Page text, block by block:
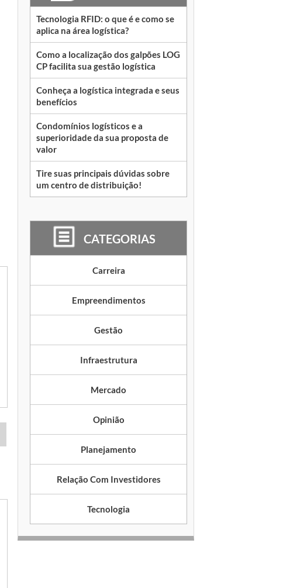
Tecnologia RFID: o que é e como se
aplica na área logística?
Como a localização dos galpões LOG
CP facilita sua gestão logística
Conheça a logística integrada e seus
benefícios
Condomínios logísticos e a
superioridade da sua proposta de
valor
Tire suas principais dúvidas sobre
um centro de distribuição!
CATEGORIAS
Carreira
Empreendimentos
Gestão
Infraestrutura
Mercado
Opinião
Planejamento
Relação Com Investidores
Tecnologia